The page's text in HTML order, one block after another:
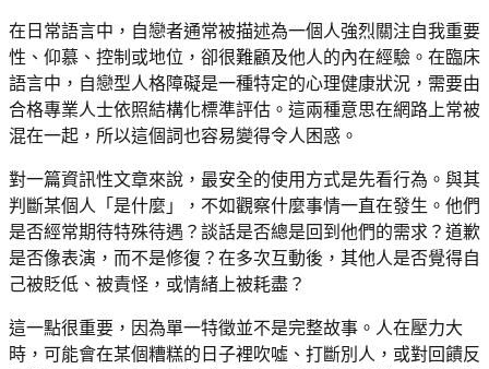
在日常語言中，自戀者通常被描述為一個人強烈關注自我重要
性、仰慕、控制或地位，卻很難顧及他人的內在經驗。在臨床
語言中，自戀型人格障礙是一種特定的心理健康狀況，需要由
合格專業人士依照結構化標準評估。這兩種意思在網路上常被
混在一起，所以這個詞也容易變得令人困惑。
對一篇資訊性文章來說，最安全的使用方式是先看行為。與其
判斷某個人「是什麼」，不如觀察什麼事情一直在發生。他們
是否經常期待特殊待遇？談話是否總是回到他們的需求？道歉
是否像表演，而不是修復？在多次互動後，其他人是否覺得自
己被貶低、被責怪，或情緒上被耗盡？
這一點很重要，因為單一特徵並不是完整故事。人在壓力大
時，可能會在某個糟糕的日子裡吹噓、打斷別人，或對回饋反